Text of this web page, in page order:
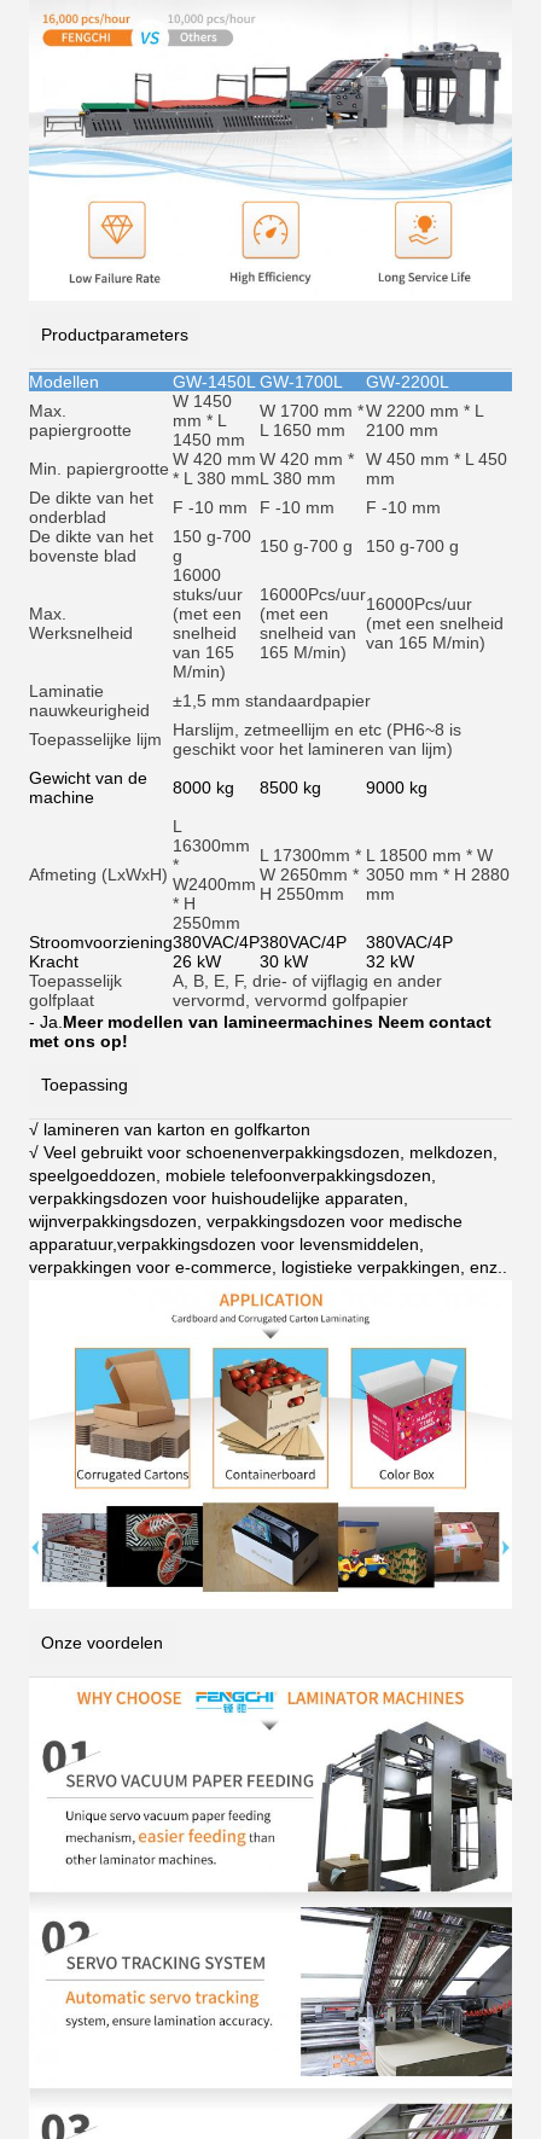
Productparameters
Modellen GW-1450L GW-1700L
GW-2200L
Max.
papiergrootte
W 1450
mm * L
1450 mm
W 1700 mm *
L 1650 mm
W 2200 mm * L
2100 mm
Min. papiergrootte W 420 mm
* L 380 mm
W 420 mm *
L 380 mm
W 450 mm * L 450
mm
De dikte van het
onderblad
F -10 mm F -10 mm
F -10 mm
De dikte van het
bovenste blad
150 g-700
g
150 g-700 g 150 g-700 g
Max.
Werksnelheid
16000
stuks/uur
(met een
snelheid
van 165
M/min)
16000Pcs/uur
(met een
snelheid van
165 M/min)
16000Pcs/uur
(met een snelheid
van 165 M/min)
Laminatie
nauwkeurigheid
±1,5 mm standaardpapier
Toepasselijke lijm
Harslijm, zetmeellijm en etc (PH6~8 is
geschikt voor het lamineren van lijm)
Gewicht van de
machine
8000 kg 8500 kg 9000 kg
Afmeting (LxWxH)
L
16300mm
*
W2400mm
* H
2550mm
L 17300mm *
W 2650mm *
H 2550mm
L 18500 mm * W
3050 mm * H 2880
mm
Stroomvoorziening380VAC/4P380VAC/4P
380VAC/4P
Kracht
26 kW 30 kW
32 kW
Toepasselijk
golfplaat
A, B, E, F, drie- of vijflagig en ander
vervormd, vervormd golfpapier
- Ja. Meer modellen van lamineermachines Neem contact
met ons op!
Toepassing
√ lamineren van karton en golfkarton
√ Veel gebruikt voor schoenenverpakkingsdozen, melkdozen,
speelgoeddozen, mobiele telefoonverpakkingsdozen,
verpakkingsdozen voor huishoudelijke apparaten,
wijnverpakkingsdozen, verpakkingsdozen voor medische
apparatuur,verpakkingsdozen voor levensmiddelen,
verpakkingen voor e-commerce, logistieke verpakkingen, enz.
Onze voordelen